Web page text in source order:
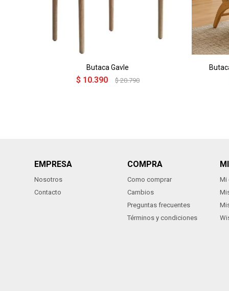
Butaca Gavle
$ 10.390 $ 20.790
EMPRESA
Nosotros
Contacto
COMPRA
Como comprar
Cambios
Preguntas frecuentes
Términos y condiciones
Mi